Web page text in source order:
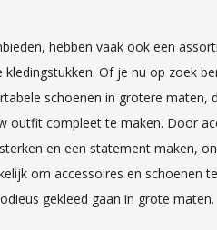
hebben vaak ook een
Of je nu op zoek
schoenen in grotere maten,
outfit compleet te maken. Door
en een statement maken,
om accessoires en schoenen
gekleed gaan in grote maten.